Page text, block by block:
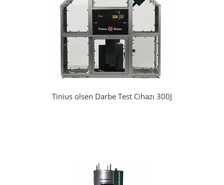
Tinius olsen Darbe Test Cihazı 300J